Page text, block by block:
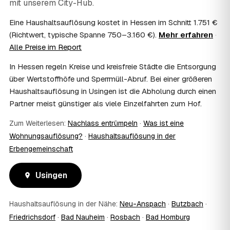
Häufig ja: Im Nachlass können die Kosten einer
Erbschaftsteuer mindern, bei vermieteten Objekten teils
als Werbungskosten. Sie erhalten eine ordentliche
Rechnung als Beleg. Verbindlich klärt das Ihr
08 Muss ich als Erbe in Usingen vor Ort anwesend
sein?
Nein, Sie müssen nicht durchgängig anwesend sein. Viele
Erben übergeben in Usingen nur die Schlüssel und lassen
Übergabe zu Beginn und zur besenreinen Abnahme
genügt meist.
09 Bekomme ich einen Entsorgungsnachweis?
Ja. Sie erhalten auf Wunsch einen Entsorgungs- bzw.
Verwertungsnachweis über die fachgerechte Entsorgung.
So ist dokumentiert, dass der Hausstand in Usingen
10 Wie schnell ist ein Termin in Usingen frei?
Oft schon innerhalb weniger Tage, in vielen Regionen
mit unserem City-Hub.
Eine Haushaltsauflösung kostet in Hessen im Schnitt 1.751 €
(Richtwert, typische Spanne 750–3.160 €). Mehr erfahren ·
Alle Preise im Report
In Hessen regeln Kreise und kreisfreie Städte die Entsorgung
über Wertstoffhöfe und Sperrmüll-Abruf. Bei einer größeren
Haushaltsauflösung in Usingen ist die Abholung durch einen
Partner meist günstiger als viele Einzelfahrten zum Hof.
Zum Weiterlesen: Nachlass entrümpeln · Was ist eine
Wohnungsauflösung? · Haushaltsauflösung in der
Erbengemeinschaft
Usingen
Haushaltsauflösung in der Nähe: Neu-Anspach · Butzbach ·
Friedrichsdorf · Bad Nauheim · Rosbach · Bad Homburg